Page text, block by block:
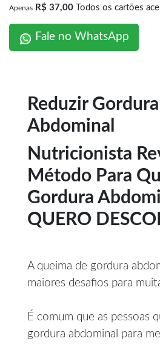
Apenas R$ 37,00 Todos os cartões
Fale no WhatsApp
Reduzir Gordura
Abdominal
Nutricionista
Método Para
Gordura
QUERO
A queima de gordura
maiores desafios para
É comum que as pessoas
gordura abdominal para